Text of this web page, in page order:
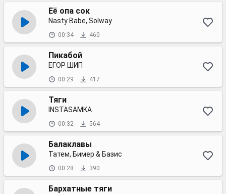
Её опа сок
Nasty Babe, Solway
00:34 460
Пикабой
ЕГОР ШИП
00:29 417
Тяги
INSTASAMKA
00:32 564
Балаклавы
Татем, Бимер & Базис
00:28 390
Бархатные тяги